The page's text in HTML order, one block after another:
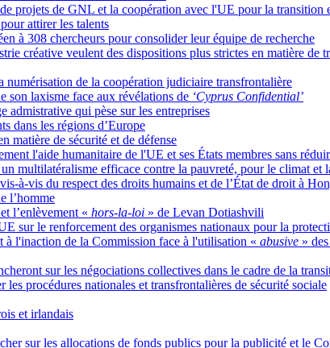
projets de GNL et la coopération avec l'UE pour la transition
attirer les talents
à 308 chercheurs pour consolider leur équipe de recherche
créative veulent des dispositions plus strictes en matière de
de la coopération judiciaire transfrontalière
son laxisme face aux révélations de ‘Cyprus Confidential’
admistrative qui pèse sur les entreprises
dans les régions d’Europe
matière de sécurité et de défense
l'aide humanitaire de l'UE et ses États membres sans
multilatéralisme efficace contre la pauvreté, pour le climat et
à-vis du respect des droits humains et de l’État de droit à
l’homme
l’enlèvement « hors-la-loi » de Levan Dotiashvili
sur le renforcement des organismes nationaux pour la
à l'inaction de la Commission face à l'utilisation « abusive »
sur les négociations collectives dans le cadre de la
procédures nationales et transfrontalières de sécurité sociale
et irlandais
sur les allocations de fonds publics pour la publicité et le